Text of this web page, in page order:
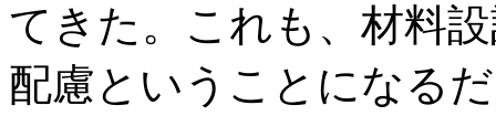
てきた。これも、材料
配慮ということになる